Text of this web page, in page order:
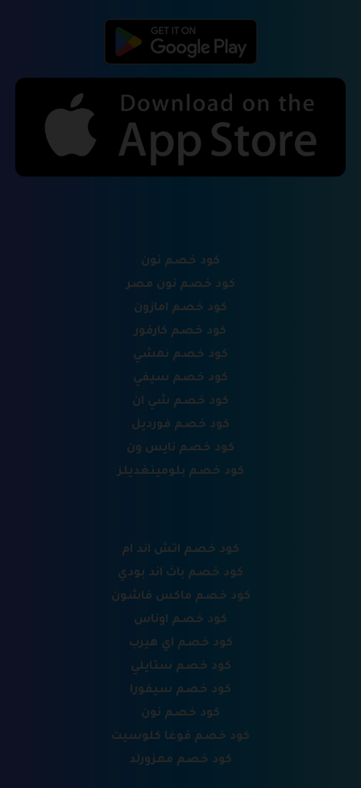
كود خصم نون
كود خصم نون مصر
كود خصم امازون
كود خصم كارفور
كود خصم نمشي
كود خصم سيفي
كود خصم شي ان
كود خصم فورديل
كود خصم نايس ون
كود خصم بلومينغديلز
كود خصم اتش اند ام
كود خصم باث اند بودي
كود خصم ماكس فاشون
كود خصم اوناس
كود خصم اي هيرب
كود خصم ستايلي
كود خصم سيفورا
كود خصم نون
كود خصم فوغا كلوسيت
كود خصم ممزورلد